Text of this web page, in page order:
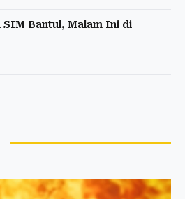
Bantul, Malam Ini di